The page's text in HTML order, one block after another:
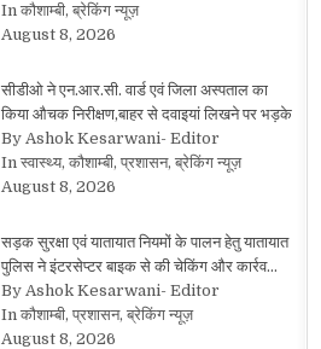
In कौशाम्बी, ब्रेकिंग न्यूज़
August 8, 2026
सीडीओ ने एन.आर.सी. वार्ड एवं जिला अस्पताल का
किया औचक निरीक्षण,बाहर से दवाइयां लिखने पर भड़के
By Ashok Kesarwani- Editor
In स्वास्थ्य, कौशाम्बी, प्रशासन, ब्रेकिंग न्यूज़
August 8, 2026
सड़क सुरक्षा एवं यातायात नियमों के पालन हेतु यातायात
पुलिस ने इंटरसेप्टर बाइक से की चेकिंग और कार्रव…
By Ashok Kesarwani- Editor
In कौशाम्बी, प्रशासन, ब्रेकिंग न्यूज़
August 8, 2026